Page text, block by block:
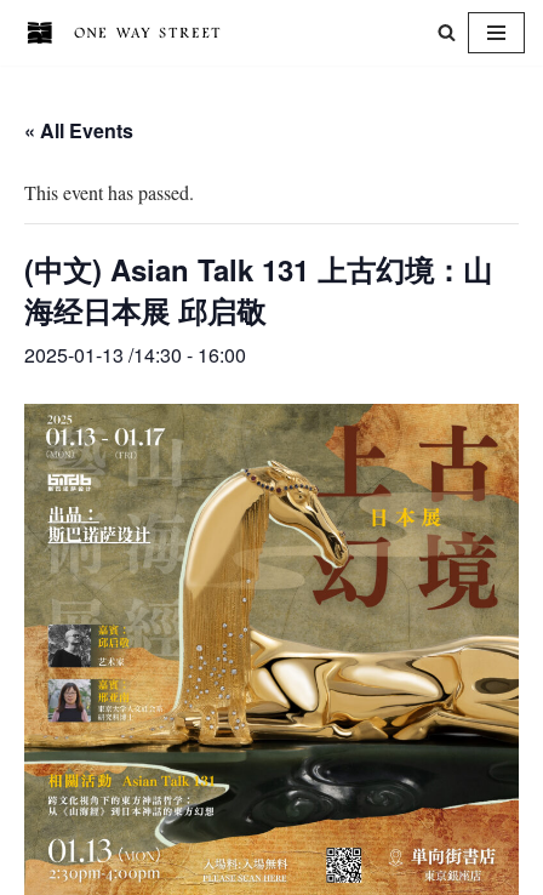
content
« All Events
This event has passed.
(中文) Asian Talk 131 上古幻境：山
海经日本展 邱启敬
2025-01-13 /14:30 - 16:00